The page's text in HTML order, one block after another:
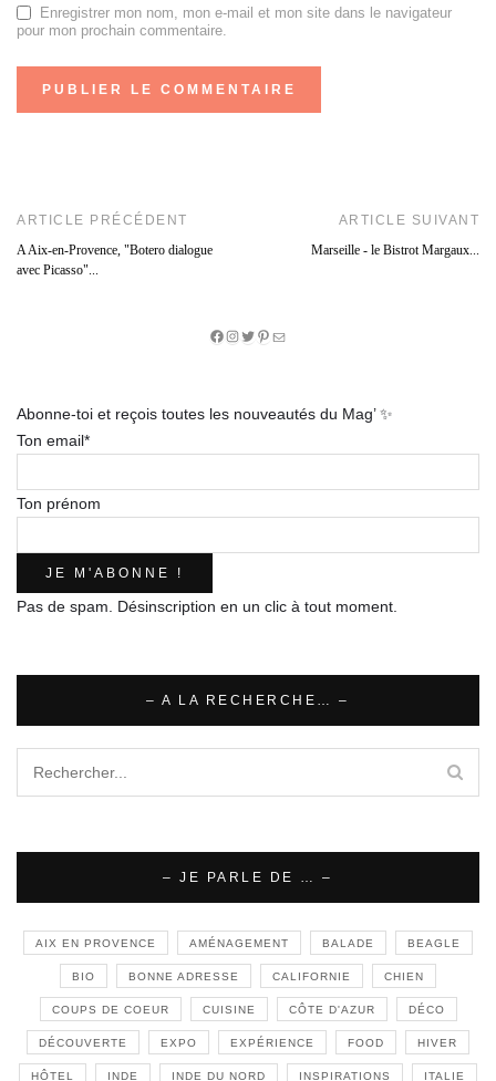
Enregistrer mon nom, mon e-mail et mon site dans le navigateur
pour mon prochain commentaire.
ARTICLE PRÉCÉDENT
A Aix-en-Provence, "Botero dialogue
avec Picasso"...
ARTICLE SUIVANT
Marseille - le Bistrot Margaux...
Facebook
Instagram
Twitter
Pinterest
E-
Abonne-toi et reçois toutes les nouveautés du Mag’ ✨
Ton email*
Ton prénom
Pas de spam. Désinscription en un clic à tout moment.
– A LA RECHERCHE… –
– JE PARLE DE … –
AIX EN PROVENCE AMÉNAGEMENT BALADE BEAGLE
BIO BONNE ADRESSE CALIFORNIE CHIEN
COUPS DE COEUR CUISINE CÔTE D'AZUR DÉCO
DÉCOUVERTE EXPO EXPÉRIENCE FOOD HIVER
HÔTEL INDE INDE DU NORD INSPIRATIONS ITALIE